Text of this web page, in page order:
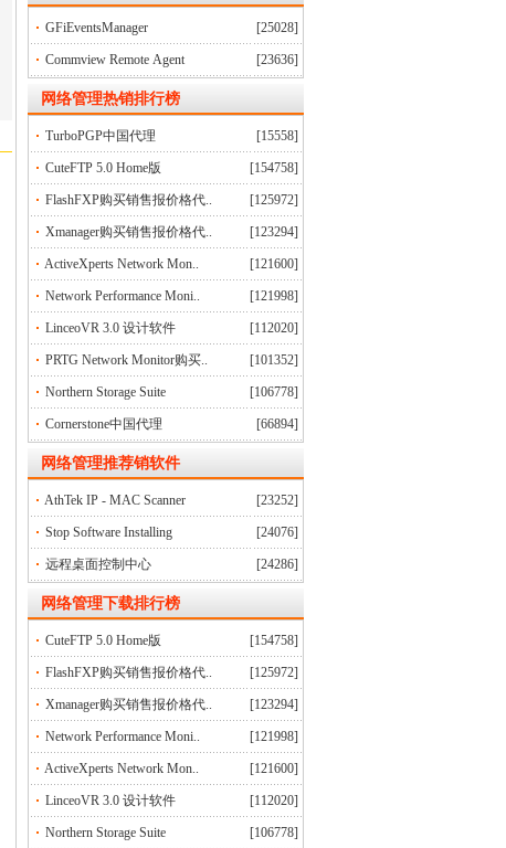
GFiEventsManager [25028]
Commview Remote Agent [23636]
网络管理热销排行榜
TurboPGP中国代理 [15558]
CuteFTP 5.0 Home版 [154758]
FlashFXP购买销售报价格代.. [125972]
Xmanager购买销售报价格代.. [123294]
ActiveXperts Network Mon.. [121600]
Network Performance Moni.. [121998]
LinceoVR 3.0 设计软件 [112020]
PRTG Network Monitor购买.. [101352]
Northern Storage Suite [106778]
Cornerstone中国代理 [66894]
网络管理推荐销软件
AthTek IP - MAC Scanner [23252]
Stop Software Installing [24076]
远程桌面控制中心 [24286]
网络管理下载排行榜
CuteFTP 5.0 Home版 [154758]
FlashFXP购买销售报价格代.. [125972]
Xmanager购买销售报价格代.. [123294]
Network Performance Moni.. [121998]
ActiveXperts Network Mon.. [121600]
LinceoVR 3.0 设计软件 [112020]
Northern Storage Suite [106778]